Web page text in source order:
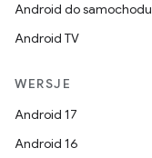
Android do samochodu
Android TV
WERSJE
Android 17
Android 16